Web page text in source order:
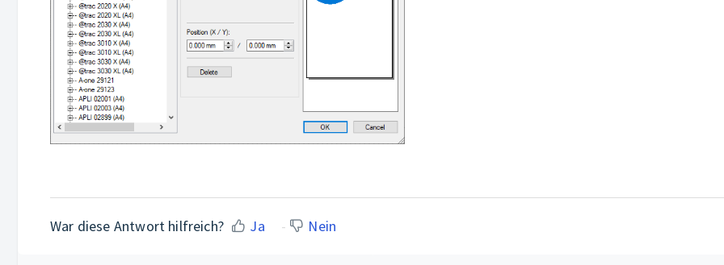
War diese Antwort hilfreich? Ja Nein